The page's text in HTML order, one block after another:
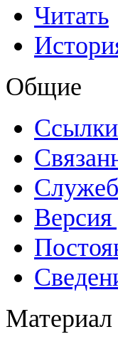
Читать
Общие
Версия